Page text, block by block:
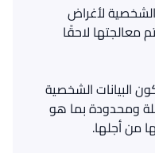
الشخصية لأغراض
معالجتها لاحقًا
البيانات الشخصية
ومحدودة بما هو
من أجلها.